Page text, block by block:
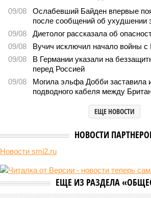
Киев перешёл к террору гражданских,
адекватный ответ
Мочить в сортире